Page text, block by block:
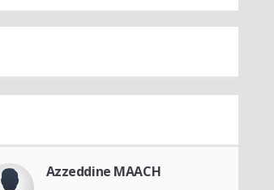
Azzeddine MAACH